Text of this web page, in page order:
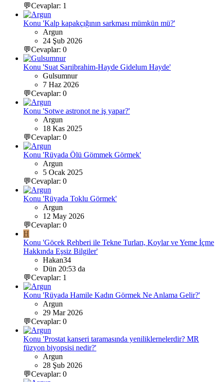
💬Cevaplar: 1
Konu 'Kalp kapakçığının sarkması mümkün mü?'
Argun
24 Şub 2026
💬Cevaplar: 0
Konu 'Suat Sarıibrahim-Hayde Gidelum Hayde'
Gulsumnur
7 Haz 2026
💬Cevaplar: 0
Konu 'Sotwe astronot ne iş yapar?'
Argun
18 Kas 2025
💬Cevaplar: 0
Konu 'Rüyada Ölü Gömmek Görmek'
Argun
5 Ocak 2025
💬Cevaplar: 0
Konu 'Rüyada Toklu Görmek'
Argun
12 May 2026
💬Cevaplar: 0
H
Konu 'Göcek Rehberi ile Tekne Turları, Koylar ve Yeme İçme
Hakkında Eşsiz Bilgiler'
Hakan34
Dün 20:53 da
💬Cevaplar: 1
Konu 'Rüyada Hamile Kadın Görmek Ne Anlama Gelir?'
Argun
29 Mar 2026
💬Cevaplar: 0
Konu 'Prostat kanseri taramasında yeniliklernelerdir? MR
füzyon biyopsisi nedir?'
Argun
28 Şub 2026
💬Cevaplar: 0